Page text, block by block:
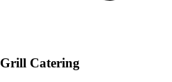
Grill Catering